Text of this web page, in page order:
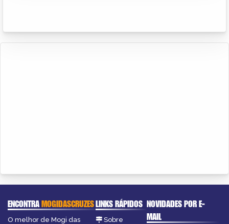
ENCONTRAMOGIDASCRUZES
O melhor de Mogi das
LINKS RÁPIDOS
Sobre
NOVIDADES POR E-
MAIL